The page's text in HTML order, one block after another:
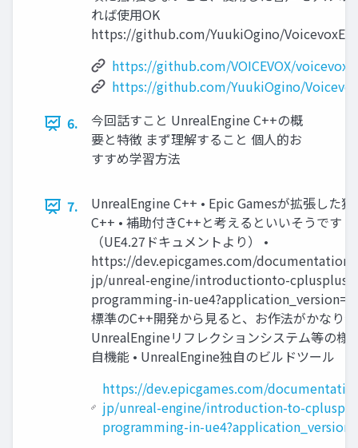
れば使用OK
https://github.com/YuukiOgino/
https://github.com/VOICEVOX/
https://github.com/YuukiOgino/
6.
今回話すこと UnrealEngine C++の概
要と特徴 まず理解すること 個人的お
すすめ学習方法
7.
UnrealEngine C++ • Epic Gamesが拡張した独
C++ • 補助付きC++と考えるといいそうです
（UE4.27ドキュメントより） •
https://dev.epicgames.com/
jp/unreal-engine/introductionto-cplusplus-
programming-in-
標準のC++開発から見ると、お作法がかなり
UnrealEngineリフレクションシステム等の様
自機能 • UnrealEngine独自のビルドツール
https://dev.epicgames.com/
jp/unreal-engine/introduction-to-
programming-in-